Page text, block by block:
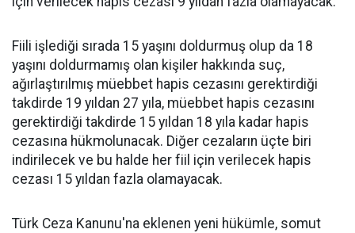
Fiili işlediği sırada 15 yaşını doldurmuş olup da 18
yaşını doldurmamış olan kişiler hakkında suç,
ağırlaştırılmış müebbet hapis cezasını gerektirdiği
takdirde 19 yıldan 27 yıla, müebbet hapis cezasını
gerektirdiği takdirde 15 yıldan 18 yıla kadar hapis
cezasına hükmolunacak. Diğer cezaların üçte biri
indirilecek ve bu halde her fiil için verilecek hapis
cezası 15 yıldan fazla olamayacak.
Türk Ceza Kanunu'na eklenen yeni hükümle, somut